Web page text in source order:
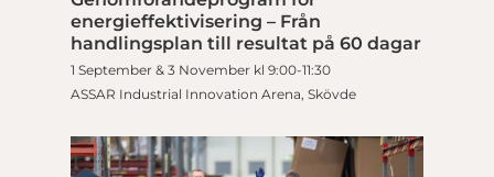
energieffektivisering – Från
handlingsplan till resultat på 60 dagar
1 September & 3 November kl 9:00-11:30
ASSAR Industrial Innovation Arena, Skövde